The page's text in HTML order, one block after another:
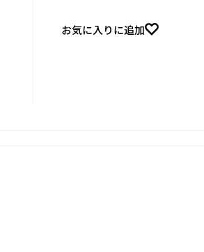
お気に入りに追加